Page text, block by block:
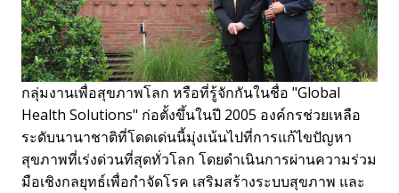
กลุ่มงานเพื่อสุขภาพโลก หรือที่รู้จักกันในชื่อ "Global
Health Solutions" ก่อตั้งขึ้นในปี 2005 องค์กรช่วยเหลือ
ระดับนานาชาติที่โดดเด่นนี้มุ่งเน้นไปที่การแก้ไขปัญหา
สุขภาพที่เร่งด่วนที่สุดทั่วโลก โดยดำเนินการผ่านความร่วม
มือเชิงกลยุทธ์เพื่อกำจัดโรค เสริมสร้างระบบสุขภาพ และ